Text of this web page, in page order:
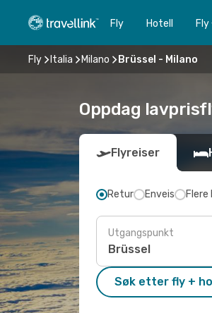
Fly Hotell Fly
Fly Italia Milano Brüssel - Milano
Oppdag
Flyreiser
Retur Enveis Flere
Utgangspunkt
Søk etter fly +